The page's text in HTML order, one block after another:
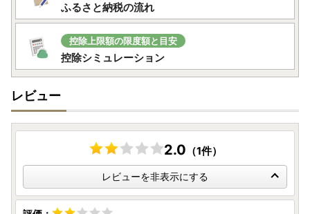
また、皆さまの安全と、被災地域の一日も早い復旧・復興を
お祈り申し上げます。
現在、地震の影響により、熊本県を発着するお荷物の集荷・
配送停止や九州地方を中心とした配送遅延が発生しておりま
お届けまで通常よりお時間をいただく場合がございますの
で、何卒ご理解賜りますようお願い申し上げます。
ふるさと納税の流れ
控除上限額の限度額と目安
控除シミュレーション
レビュー
2.0 （1件）
レビューを非表示にする